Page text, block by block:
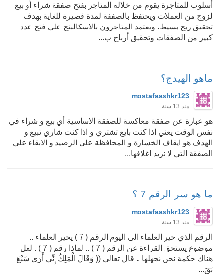
أسلوب للمتاجرة يقوم من خلاله المتاجر بفتح صفقة شراء أو بيع
لزوج من العملات ويحتفظ بالصفقة لمدة قصيرة للغاية بهدف
تحقيق ربح بسيط، ويعتمد المتاجرون بالاسكالبنج على فتح عدد
كبير من الصفقات وتحقيق أرباح ب...
ماهو الهيدج؟
mostafaashkr123
منذ 13 سنة
هو عبارة عن صفقة معاكسة للصفقة الاساسية أي بيع و شراء في
نفس الوقت يعني اذا كنت بايع تشتري و اذا كنت شاري تبيع و
الهدف هو ايقاف الخسارة و المحافظة على الرصيد و الابقاء على
الصفقة التي لا تريد اغلاقها...
ما هو سر الرقم 7 ؟
mostafaashkr123
منذ 13 سنة
الرقم الذي حير العلماء الى اليوم الرقم ( 7 ) يحير العلماء ..
موضوع يستحق القراءة عن الرقم ( 7 ) .. لماذا رقم ( 7 ) . لعل
هناك حكمة نحن نجهلها .. قال تعالى (( وَقَالَ الْمَلِكُ إِنِّي أَرَى سَبْعَ
بَقَ...